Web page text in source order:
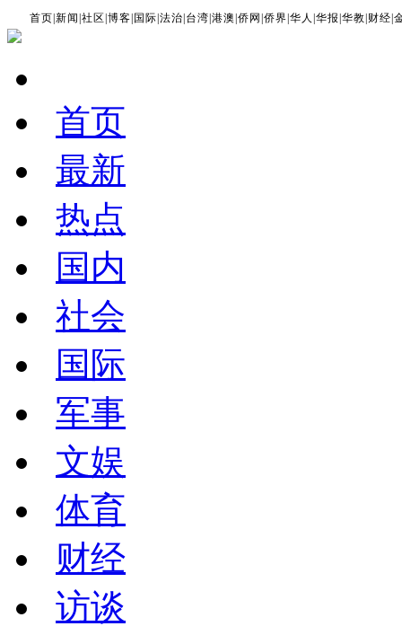
首页 |新闻 |社区 |博客 国际 |法治 台湾 |港澳 |侨网 |侨界 |华人 |华报 |华教 财经 |
首页
最新
热点
国内
社会
国际
军事
文娱
体育
财经
访谈